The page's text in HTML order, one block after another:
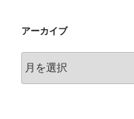
アーカイブ
ー